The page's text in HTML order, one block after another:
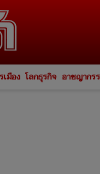
เมือง โลกธุรกิจ อาชญากร